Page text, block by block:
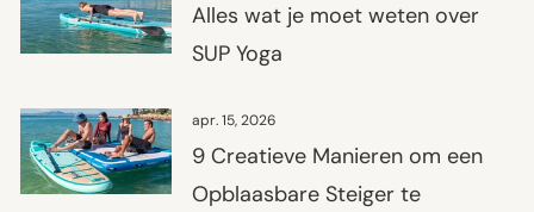
Alles wat je moet weten over
SUP Yoga
apr. 15, 2026
9 Creatieve Manieren om een
Opblaasbare Steiger te